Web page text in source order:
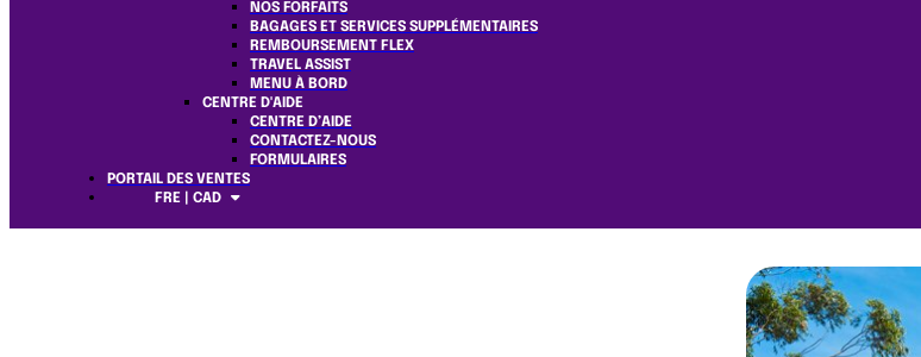
NOS FORFAITS
BAGAGES ET SERVICES SUPPLÉMENTAIRES
REMBOURSEMENT FLEX
TRAVEL ASSIST
MENU À BORD
CENTRE D'AIDE
CENTRE D’AIDE
CONTACTEZ-NOUS
FORMULAIRES
PORTAIL DES VENTES
FRE | CAD